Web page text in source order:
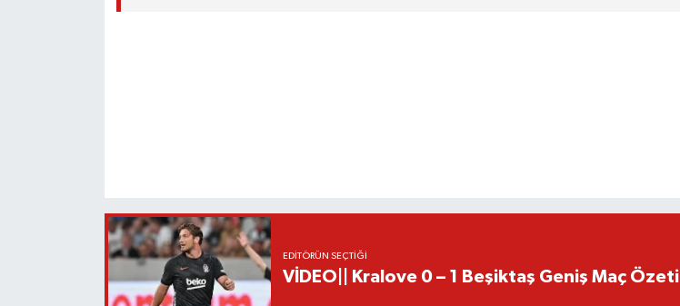
EDITÖRÜN SEÇTIĞI
VİDEO|| Kralove 0 – 1 Beşiktaş Geniş Maç Özeti